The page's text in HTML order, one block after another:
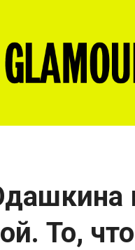
То,